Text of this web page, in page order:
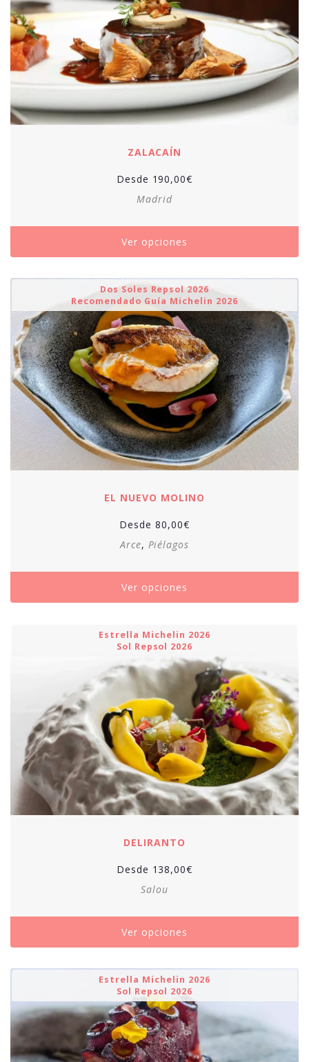
ZALACAÍN
Desde 190,00€
Madrid
Ver opciones
Dos Soles Repsol 2026
Recomendado Guía Michelin 2026
EL NUEVO MOLINO
Desde 80,00€
Arce, Piélagos
Ver opciones
Estrella Michelin 2026
Sol Repsol 2026
DELIRANTO
Desde 138,00€
Salou
Ver opciones
Estrella Michelin 2026
Sol Repsol 2026